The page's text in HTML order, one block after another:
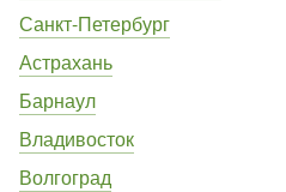
Санкт-Петербург
Астрахань
Барнаул
Владивосток
Волгоград